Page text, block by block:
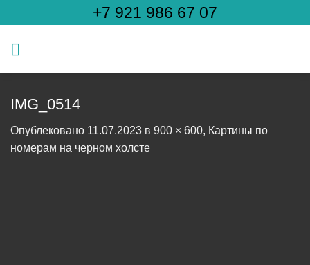
to
content
+7 921 986 67 07
IMG_0514
Опублековано 11.07.2023 в 900 × 600, Картины по
номерам на черном холсте